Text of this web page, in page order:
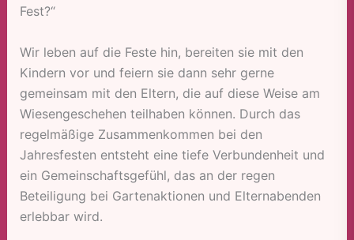
Fest?“
Wir leben auf die Feste hin, bereiten sie mit den
Kindern vor und feiern sie dann sehr gerne
gemeinsam mit den Eltern, die auf diese Weise am
Wiesengeschehen teilhaben können. Durch das
regelmäßige Zusammenkommen bei den
Jahresfesten entsteht eine tiefe Verbundenheit und
ein Gemeinschaftsgefühl, das an der regen
Beteiligung bei Gartenaktionen und Elternabenden
erlebbar wird.